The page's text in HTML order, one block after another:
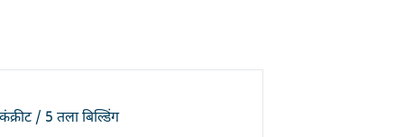
/ 5 तला बिल्डिंग